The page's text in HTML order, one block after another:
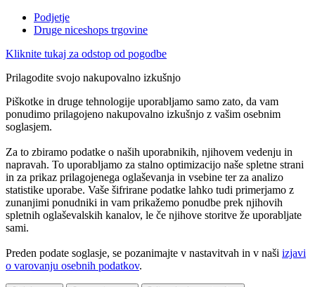
Podjetje
Druge niceshops trgovine
Kliknite tukaj za odstop od pogodbe
Prilagodite svojo nakupovalno izkušnjo
Piškotke in druge tehnologije uporabljamo samo zato, da vam
ponudimo prilagojeno nakupovalno izkušnjo z vašim osebnim
soglasjem.
Za to zbiramo podatke o naših uporabnikih, njihovem vedenju in
napravah. To uporabljamo za stalno optimizacijo naše spletne strani
in za prikaz prilagojenega oglaševanja in vsebine ter za analizo
statistike uporabe. Vaše šifrirane podatke lahko tudi primerjamo z
zunanjimi ponudniki in vam prikažemo ponudbe prek njihovih
spletnih oglaševalskih kanalov, le če njihove storitve že uporabljate
sami.
Preden podate soglasje, se pozanimajte v nastavitvah in v naši izjavi
o varovanju osebnih podatkov.